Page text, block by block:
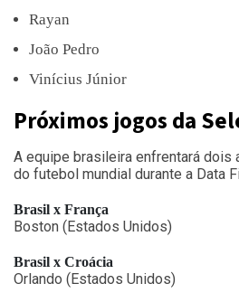
Rayan
João Pedro
Vinícius Júnior
Próximos jogos da
A equipe brasileira enfrentará dois
do futebol mundial durante a Data
Brasil x França
Boston (Estados Unidos)
Brasil x Croácia
Orlando (Estados Unidos)